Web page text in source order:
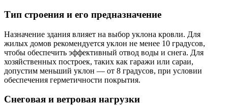
Тип строения и его предназначение
Назначение здания влияет на выбор уклона кровли. Для
жилых домов рекомендуется уклон не менее 10 градусов,
чтобы обеспечить эффективный отвод воды и снега. Для
хозяйственных построек, таких как гаражи или сараи,
допустим меньший уклон — от 8 градусов, при условии
обеспечения герметичности покрытия.
Снеговая и ветровая нагрузки